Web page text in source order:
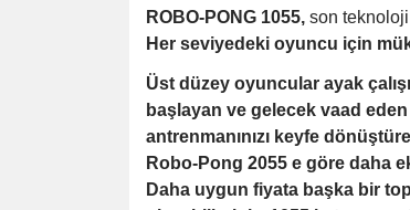
ROBO-PONG 1055, son teknoloji
Her seviyedeki oyuncu için
Üst düzey oyuncular ayak
başlayan ve gelecek vaad
antrenmanınızı keyfe
Robo-Pong 2055 e göre daha
Daha uygun fiyata başka bir